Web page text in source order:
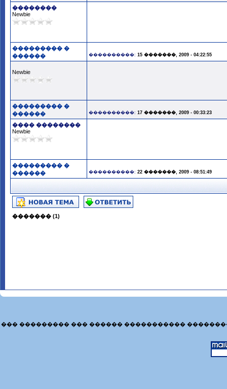
��������
Newbie
��������� �
������
����������: 15 �������, 2009 - 04:22:55
Newbie
��������� �
������
����������: 17 �������, 2009 - 00:33:23
���� ��������
Newbie
��������� �
������
����������: 22 �������, 2009 - 08:51:49
������� (1)
��� ��������� ��� ������ �����������